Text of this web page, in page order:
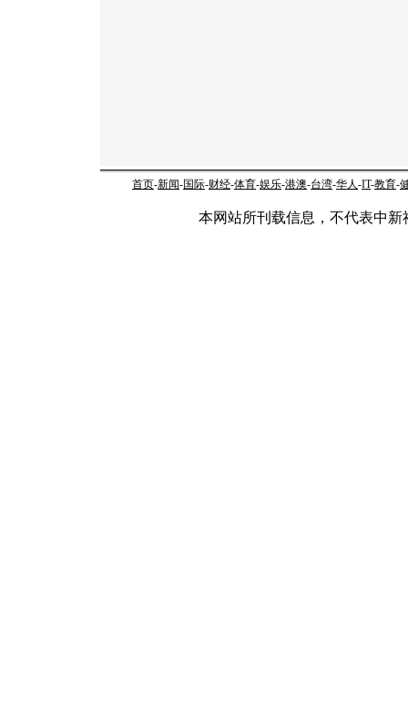
首页-新闻-国际-财经-体育-娱乐-港澳-台湾-华人-IT-教育-
本网站所刊载信息，不代表中